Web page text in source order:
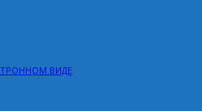
ВИДЕ